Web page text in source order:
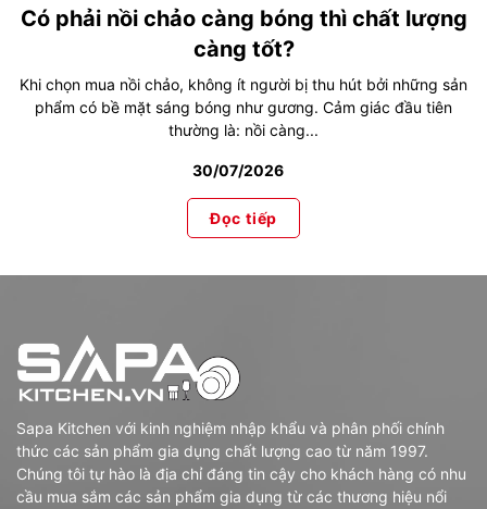
Có phải nồi chảo càng bóng thì chất lượng
càng tốt?
Khi chọn mua nồi chảo, không ít người bị thu hút bởi những sản
phẩm có bề mặt sáng bóng như gương. Cảm giác đầu tiên
thường là: nồi càng...
30/07/2026
Đọc tiếp
Sapa Kitchen với kinh nghiệm nhập khẩu và phân phối chính
thức các sản phẩm gia dụng chất lượng cao từ năm 1997.
Chúng tôi tự hào là địa chỉ đáng tin cậy cho khách hàng có nhu
cầu mua sắm các sản phẩm gia dụng từ các thương hiệu nổi